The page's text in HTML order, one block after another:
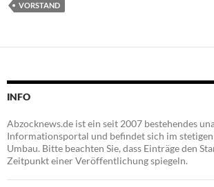
VORSTAND
INFO
Abzocknews.de ist ein seit 2007 bestehendes
Informationsportal und befindet sich im
Umbau. Bitte beachten Sie, dass Einträge den
Zeitpunkt einer Veröffentlichung spiegeln.